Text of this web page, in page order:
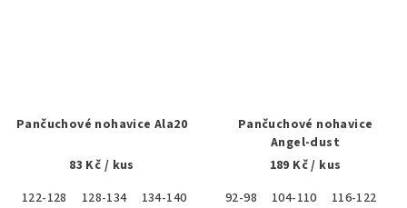
Pančuchové nohavice Ala20
83 Kč / kus
122-128
128-134 134-140 140-146 146-152
152-158
Pančuchové nohavice
Angel-dust
189 Kč/ kus
92-98
104-110 116-122